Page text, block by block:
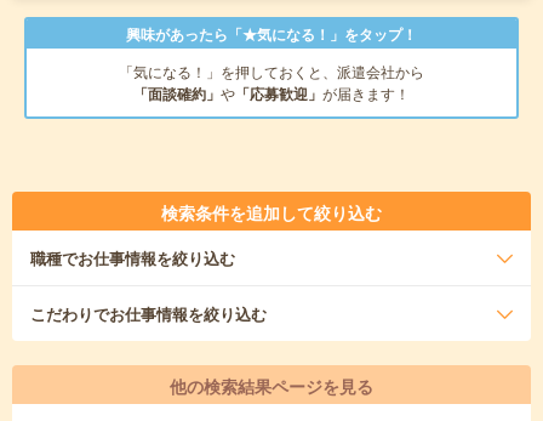
興味があったら「★気になる！」をタップ！
「気になる！」を押しておくと、派遣会社から
「面談確約」 や 「応募歓迎」 が届きます！
検索条件を追加して絞り込む
職種でお仕事情報を絞り込む
こだわりでお仕事情報を絞り込む
他の検索結果ページを見る